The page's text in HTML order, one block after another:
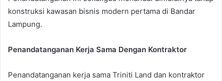
konstruksi kawasan bisnis modern pertama di Bandar
Lampung.
Penandatanganan Kerja Sama Dengan Kontraktor
Penandatanganan kerja sama Triniti Land dan kontraktor